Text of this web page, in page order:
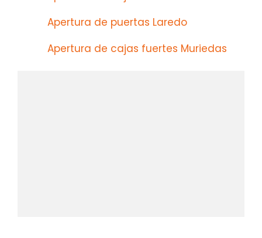
Apertura de puertas Laredo
Apertura de cajas fuertes Muriedas